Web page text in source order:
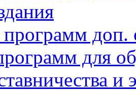
программ доп.
для